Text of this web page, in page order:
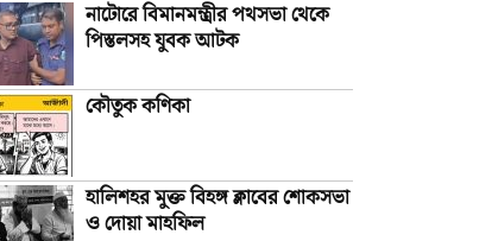
নাটোরে বিমানমন্ত্রীর পথসভা থেকে
পিস্তলসহ যুবক আটক
কৌতুক কণিকা
হালিশহর মুক্ত বিহঙ্গ ক্লাবের শোকসভা
ও দোয়া মাহফিল